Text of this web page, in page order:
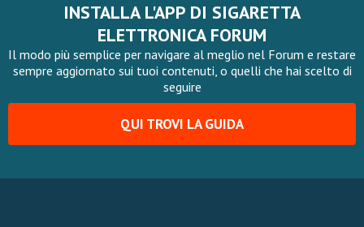
INSTALLA L'APP DI SIGARETTA
ELETTRONICA FORUM
Il modo più semplice per navigare al meglio nel Forum e restare
sempre aggiornato sui tuoi contenuti, o quelli che hai scelto di
seguire
QUI TROVI LA GUIDA